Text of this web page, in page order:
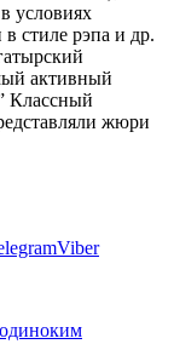
условиях
стиле рэпа и др.
активный
Классный
жюри
Viber